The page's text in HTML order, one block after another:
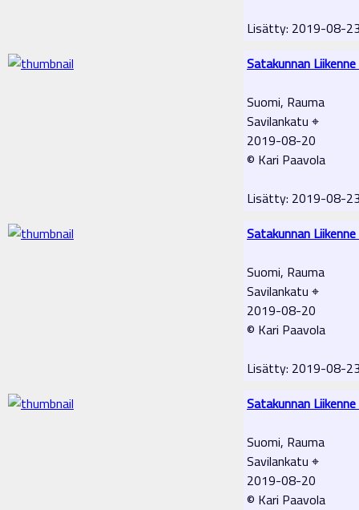
Lisätty: 2019-08-
Satakunnan
Suomi, Rauma
Savilankatu ⌖
2019-08-20
© Kari Paavola
Lisätty: 2019-08-
Satakunnan
Suomi, Rauma
Savilankatu ⌖
2019-08-20
© Kari Paavola
Lisätty: 2019-08-
Satakunnan
Suomi, Rauma
Savilankatu ⌖
2019-08-20
© Kari Paavola